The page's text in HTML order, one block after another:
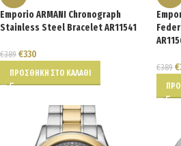
Emporio ARMANI Chronograph
Stainless Steel Bracelet AR11541
€389 €330
ΠΡΟΣΘΉΚΗ ΣΤΟ ΚΑΛΆΘΙ
€389 €